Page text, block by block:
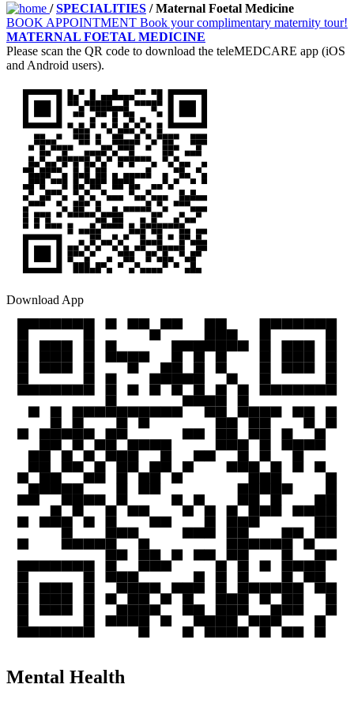
/SPECIALITIES / Maternal Foetal Medicine
BOOK APPOINTMENT Book your complimentary maternity tour!
MATERNAL FOETAL MEDICINE
Please scan the QR code to download the teleMEDCARE app (iOS
and Android users).
Download App
Mental Health